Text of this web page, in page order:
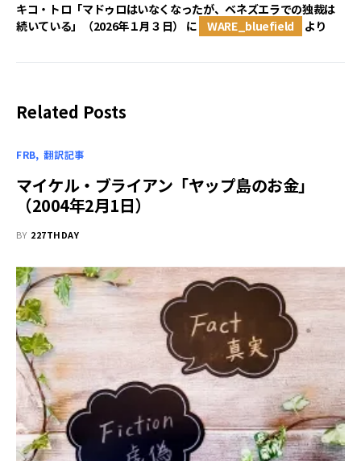
キコ・トロ「マドゥロはいなくなったが、ベネズエラでの独裁は
続いている」（2026年１月３日）
に WARE_bluefield より
Related Posts
FRB 翻訳記事
マイケル・ブライアン「ヤップ島のお金」
（2004年2月1日）
BY 227THDAY